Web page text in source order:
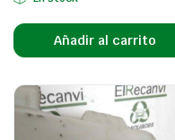
Añadir al carrito